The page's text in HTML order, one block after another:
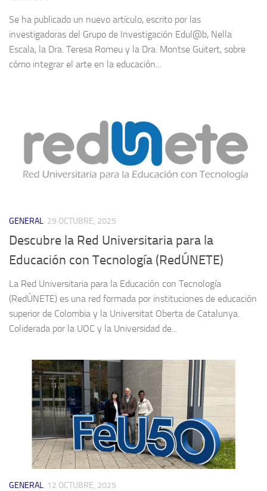
Se ha publicado un nuevo artículo, escrito por las
investigadoras del Grupo de Investigación Edul@b, Nella
Escala, la Dra. Teresa Romeu y la Dra. Montse Guitert, sobre
cómo integrar el arte en la educación...
GENERAL 29 OCTUBRE, 2025
Descubre la Red Universitaria para la
Educación con Tecnología (RedÚNETE)
La Red Universitaria para la Educación con Tecnología
(RedÚNETE) es una red formada por instituciones de educación
superior de Colombia y la Universitat Oberta de Catalunya.
Coliderada por la UOC y la Universidad de...
GENERAL 12 OCTUBRE, 2025